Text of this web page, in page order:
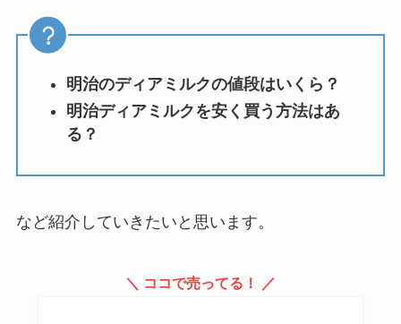
ールはいつ？週末特価やシークレ
昭和西川と西川の違いは？羽毛布
も調査
明治のディアミルクの値段はいくら？
明治ディアミルクを安く買う方法はあ
る？
など紹介していきたいと思います。
＼ ココで売ってる！ ／